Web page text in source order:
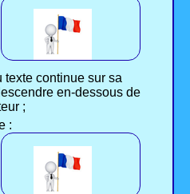
texte continue sur sa
en-dessous de
;
: